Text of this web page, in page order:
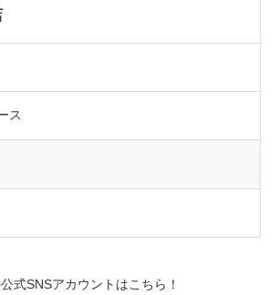
ス
式SNSアカウントはこちら！